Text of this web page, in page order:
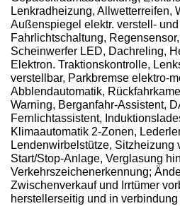
Lenkradheizung, Allwetterreifen,
Außenspiegel elektr. verstell-
Fahrlichtschaltung,
Scheinwerfer LED, Dachreling,
Elektron. Traktionskontrolle,
verstellbar, Parkbremse elektro-
Abblendautomatik,
Warning, Berganfahr-Assistent,
Fernlichtassistent,
Klimaautomatik 2-Zonen,
Lendenwirbelstütze, Sitzheizung
Start/Stop-Anlage, Verglasung
Verkehrszeichenerkennung;
Zwischenverkauf und Irrtümer
herstellerseitig und in